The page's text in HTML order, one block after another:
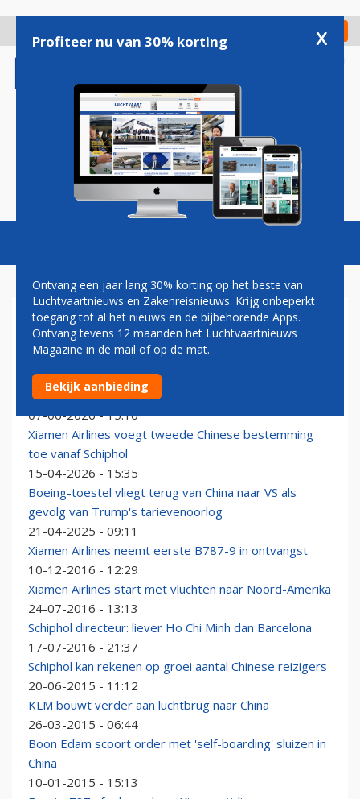
gaan
Check in
Magazine Podcasts Vacatures
XIAMEN
IATA-top volgend jaar in China: Xiamen Airlines
gastheer
07-06-2026 - 15:10
Xiamen Airlines voegt tweede Chinese bestemming
toe vanaf Schiphol
15-04-2026 - 15:35
Boeing-toestel vliegt terug van China naar VS als
gevolg van Trump's tarievenoorlog
21-04-2025 - 09:11
Xiamen Airlines neemt eerste B787-9 in ontvangst
10-12-2016 - 12:29
Xiamen Airlines start met vluchten naar Noord-Amerika
24-07-2016 - 13:13
Schiphol directeur: liever Ho Chi Minh dan Barcelona
17-07-2016 - 21:37
Schiphol kan rekenen op groei aantal Chinese reizigers
20-06-2015 - 11:12
KLM bouwt verder aan luchtbrug naar China
26-03-2015 - 06:44
Boon Edam scoort order met 'self-boarding' sluizen in
China
10-01-2015 - 15:13
Profiteer nu van 30% korting x
Ontvang een jaar lang 30% korting op het beste van
Luchtvaartnieuws en Zakenreisnieuws. Krijg onbeperkt
toegang tot al het nieuws en de bijbehorende Apps.
Ontvang tevens 12 maanden het Luchtvaartnieuws
Magazine in de mail of op de mat.
Bekijk aanbieding